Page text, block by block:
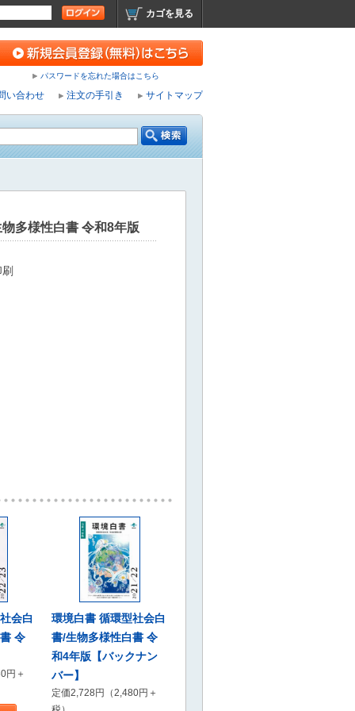
カゴを見る
パスワードを忘れた場合はこちら
い合わせ 注文の手引き サイトマップ
多様性白書 令和8年版
会白
令
円＋
環境白書 循環型社会白
書/生物多様性白書 令
和4年版【バックナン
バー】
定価2,728円（2,480円＋